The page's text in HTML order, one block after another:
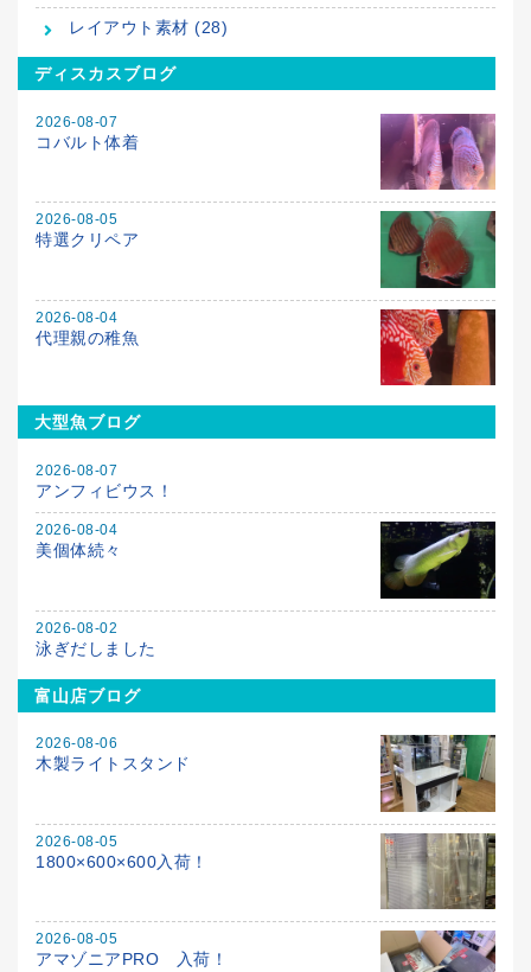
レイアウト素材 (28)
ディスカスブログ
2026-08-07
コバルト体着
2026-08-05
特選クリペア
2026-08-04
代理親の稚魚
大型魚ブログ
2026-08-07
アンフィビウス！
2026-08-04
美個体続々
2026-08-02
泳ぎだしました
富山店ブログ
2026-08-06
木製ライトスタンド
2026-08-05
1800×600×600入荷！
2026-08-05
アマゾニアPRO 入荷！